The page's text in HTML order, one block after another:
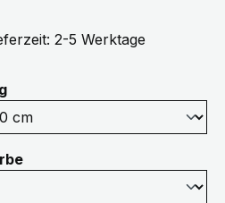
2-5 Werktage
auswählen
auswählen